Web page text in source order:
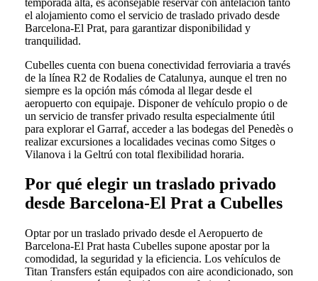
el alojamiento como el servicio de traslado privado desde
Barcelona-El Prat, para garantizar disponibilidad y
tranquilidad.
Cubelles cuenta con buena conectividad ferroviaria a través
de la línea R2 de Rodalies de Catalunya, aunque el tren no
siempre es la opción más cómoda al llegar desde el
aeropuerto con equipaje. Disponer de vehículo propio o de
un servicio de transfer privado resulta especialmente útil
para explorar el Garraf, acceder a las bodegas del Penedès o
realizar excursiones a localidades vecinas como Sitges o
Vilanova i la Geltrú con total flexibilidad horaria.
Por qué elegir un traslado privado
desde Barcelona-El Prat a Cubelles
Optar por un traslado privado desde el Aeropuerto de
Barcelona-El Prat hasta Cubelles supone apostar por la
comodidad, la seguridad y la eficiencia. Los vehículos de
Titan Transfers están equipados con aire acondicionado, son